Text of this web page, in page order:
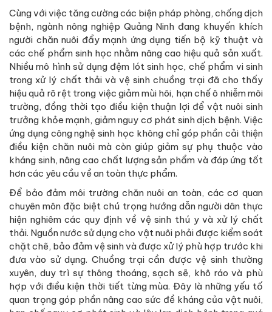
Cùng với việc tăng cường các biện pháp phòng, chống dịch
bệnh, ngành nông nghiệp Quảng Ninh đang khuyến khích
người chăn nuôi đẩy mạnh ứng dụng tiến bộ kỹ thuật và
các chế phẩm sinh học nhằm nâng cao hiệu quả sản xuất.
Nhiều mô hình sử dụng đệm lót sinh học, chế phẩm vi sinh
trong xử lý chất thải và vệ sinh chuồng trại đã cho thấy
hiệu quả rõ rệt trong việc giảm mùi hôi, hạn chế ô nhiễm môi
trường, đồng thời tạo điều kiện thuận lợi để vật nuôi sinh
trưởng khỏe mạnh, giảm nguy cơ phát sinh dịch bệnh. Việc
ứng dụng công nghệ sinh học không chỉ góp phần cải thiện
điều kiện chăn nuôi mà còn giúp giảm sự phụ thuộc vào
kháng sinh, nâng cao chất lượng sản phẩm và đáp ứng tốt
hơn các yêu cầu về an toàn thực phẩm.
Để bảo đảm môi trường chăn nuôi an toàn, các cơ quan
chuyên môn đặc biệt chú trọng hướng dẫn người dân thực
hiện nghiêm các quy định về vệ sinh thú y và xử lý chất
thải. Nguồn nước sử dụng cho vật nuôi phải được kiểm soát
chặt chẽ, bảo đảm vệ sinh và được xử lý phù hợp trước khi
đưa vào sử dụng. Chuồng trại cần được vệ sinh thường
xuyên, duy trì sự thông thoáng, sạch sẽ, khô ráo và phù
hợp với điều kiện thời tiết từng mùa. Đây là những yếu tố
quan trọng góp phần nâng cao sức đề kháng của vật nuôi,